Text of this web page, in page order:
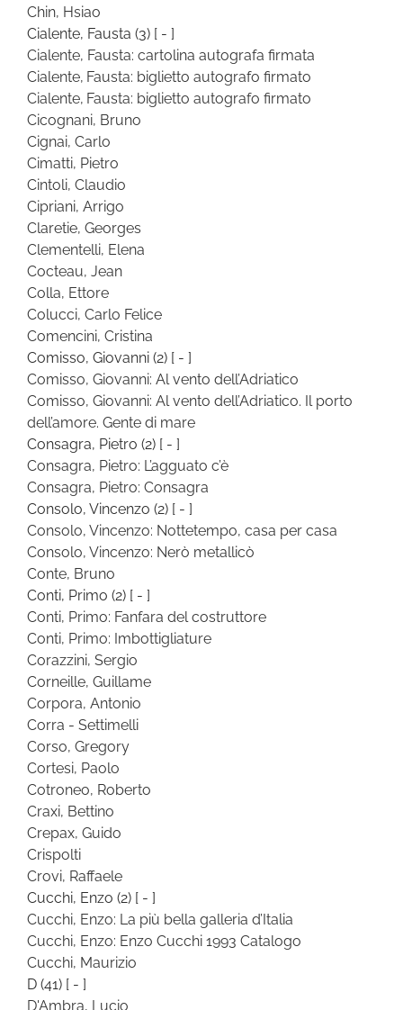
Chin, Hsiao
Cialente, Fausta (3) [ - ]
Cialente, Fausta: cartolina autografa firmata
Cialente, Fausta: biglietto autografo firmato
Cialente, Fausta: biglietto autografo firmato
Cicognani, Bruno
Cignai, Carlo
Cimatti, Pietro
Cintoli, Claudio
Cipriani, Arrigo
Claretie, Georges
Clementelli, Elena
Cocteau, Jean
Colla, Ettore
Colucci, Carlo Felice
Comencini, Cristina
Comisso, Giovanni (2) [ - ]
Comisso, Giovanni: Al vento dell’Adriatico
Comisso, Giovanni: Al vento dell’Adriatico. Il porto
dell’amore. Gente di mare
Consagra, Pietro (2) [ - ]
Consagra, Pietro: L’agguato c’è
Consagra, Pietro: Consagra
Consolo, Vincenzo (2) [ - ]
Consolo, Vincenzo: Nottetempo, casa per casa
Consolo, Vincenzo: Nerò metallicò
Conte, Bruno
Conti, Primo (2) [ - ]
Conti, Primo: Fanfara del costruttore
Conti, Primo: Imbottigliature
Corazzini, Sergio
Corneille, Guillame
Corpora, Antonio
Corra - Settimelli
Corso, Gregory
Cortesi, Paolo
Cotroneo, Roberto
Craxi, Bettino
Crepax, Guido
Crispolti
Crovi, Raffaele
Cucchi, Enzo (2) [ - ]
Cucchi, Enzo: La più bella galleria d’Italia
Cucchi, Enzo: Enzo Cucchi 1993 Catalogo
Cucchi, Maurizio
D (41) [ - ]
D'Ambra, Lucio